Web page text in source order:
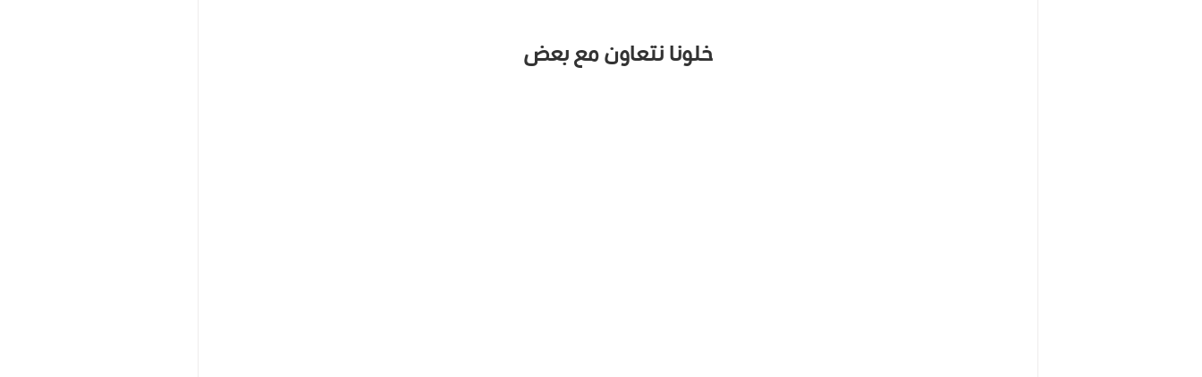
خلونا نتعاون مع بعض